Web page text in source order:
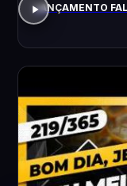
LANÇAMENTO